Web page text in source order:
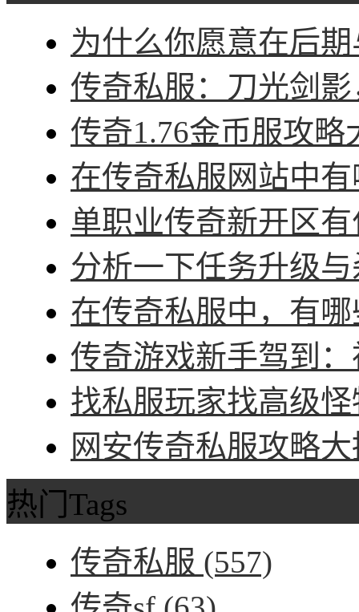
为什么你愿意在后
传奇私服：刀光剑
传奇1.76金币服攻
在传奇私服网站中
单职业传奇新开区
分析一下任务升级
在传奇私服中，有
传奇游戏新手驾到
找私服玩家找高级
网安传奇私服攻略
热门Tags
传奇私服 (557)